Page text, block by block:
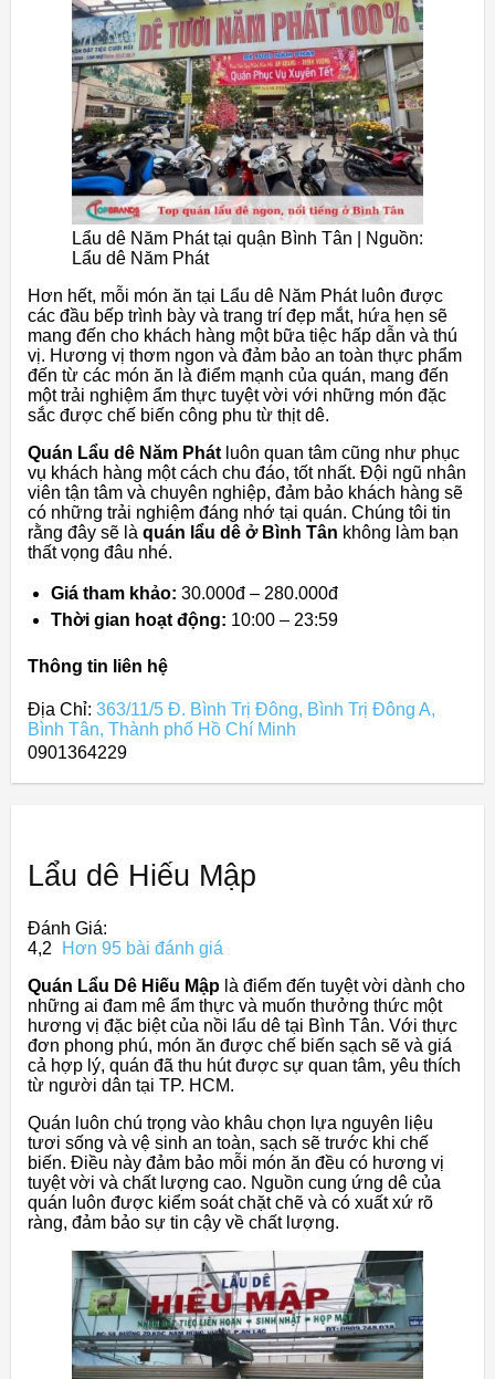
Lẩu dê Năm Phát tại quận Bình Tân | Nguồn:
Lẩu dê Năm Phát
Hơn hết, mỗi món ăn tại Lẩu dê Năm Phát luôn được
các đầu bếp trình bày và trang trí đẹp mắt, hứa hẹn sẽ
mang đến cho khách hàng một bữa tiệc hấp dẫn và thú
vị. Hương vị thơm ngon và đảm bảo an toàn thực phẩm
đến từ các món ăn là điểm mạnh của quán, mang đến
một trải nghiệm ẩm thực tuyệt vời với những món đặc
sắc được chế biến công phu từ thịt dê.
Quán Lẩu dê Năm Phát luôn quan tâm cũng như phục
vụ khách hàng một cách chu đáo, tốt nhất. Đội ngũ nhân
viên tận tâm và chuyên nghiệp, đảm bảo khách hàng sẽ
có những trải nghiệm đáng nhớ tại quán. Chúng tôi tin
rằng đây sẽ là quán lẩu dê ở Bình Tân không làm bạn
thất vọng đâu nhé.
Giá tham khảo: 30.000đ – 280.000đ
Thời gian hoạt động: 10:00 – 23:59
Thông tin liên hệ
Địa Chỉ: 363/11/5 Đ. Bình Trị Đông, Bình Trị Đông A,
Bình Tân, Thành phố Hồ Chí Minh
0901364229
Lẩu dê Hiếu Mập
Đánh Giá:
4,2
Hơn 95 bài đánh giá
Quán Lẩu Dê Hiếu Mập là điểm đến tuyệt vời dành cho
những ai đam mê ẩm thực và muốn thưởng thức một
hương vị đặc biệt của nồi lẩu dê tại Bình Tân. Với thực
đơn phong phú, món ăn được chế biến sạch sẽ và giá
cả hợp lý, quán đã thu hút được sự quan tâm, yêu thích
từ người dân tại TP. HCM.
Quán luôn chú trọng vào khâu chọn lựa nguyên liệu
tươi sống và vệ sinh an toàn, sạch sẽ trước khi chế
biến. Điều này đảm bảo mỗi món ăn đều có hương vị
tuyệt vời và chất lượng cao. Nguồn cung ứng dê của
quán luôn được kiểm soát chặt chẽ và có xuất xứ rõ
ràng, đảm bảo sự tin cậy về chất lượng.